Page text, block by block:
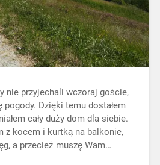
nie przyjechali wczoraj goście,
Dzięki temu dostałem
cały duży dom dla siebie.
z kocem i kurtką na balkonie,
a przecież muszę Wam…